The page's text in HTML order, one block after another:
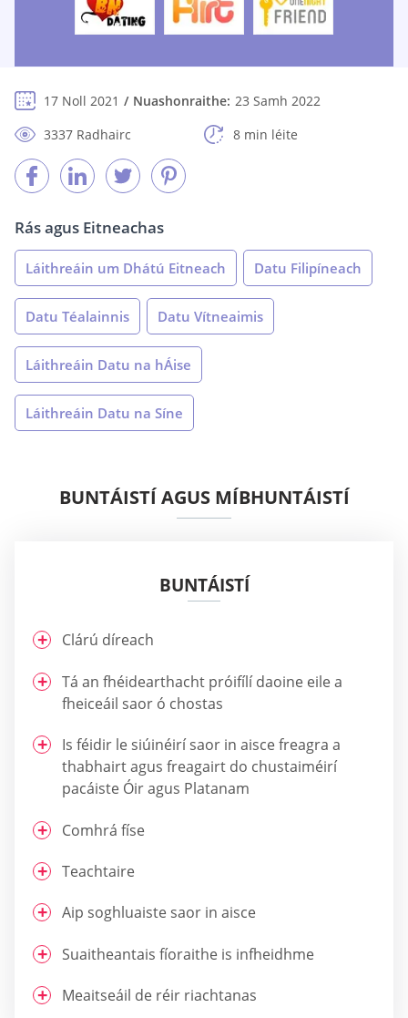
17 Noll 2021 Nuashonraithe: 23 Samh 2022
3337 Radhairc
8 min léite
Rás agus Eitneachas
Láithreáin um Dhátú Eitneach Datu Filipíneach
Datu Téalainnis Datu Vítneaimis
Láithreáin Datu na hÁise
Láithreáin Datu na Síne
BUNTÁISTÍ AGUS MÍBHUNTÁISTÍ
BUNTÁISTÍ
Clárú díreach
Tá an fhéidearthacht próifílí daoine eile a
fheiceáil saor ó chostas
Is féidir le siúinéirí saor in aisce freagra a
thabhairt agus freagairt do chustaiméirí
pacáiste Óir agus Platanam
Comhrá físe
Teachtaire
Aip soghluaiste saor in aisce
Suaitheantais fíoraithe is infheidhme
Meaitseáil de réir riachtanas